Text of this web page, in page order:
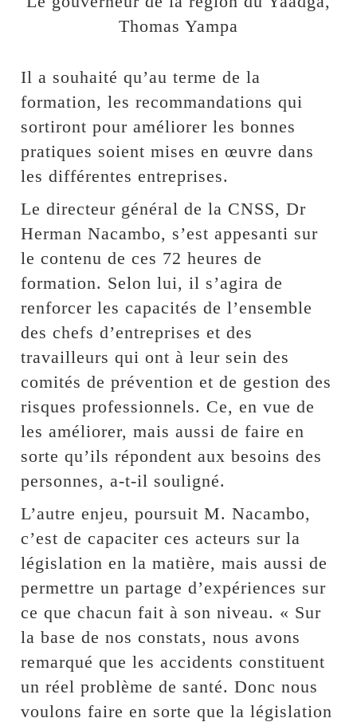
Thomas Yampa
Il a souhaité qu’au terme de la
formation, les recommandations qui
sortiront pour améliorer les bonnes
pratiques soient mises en œuvre dans
les différentes entreprises.
Le directeur général de la CNSS, Dr
Herman Nacambo, s’est appesanti sur
le contenu de ces 72 heures de
formation. Selon lui, il s’agira de
renforcer les capacités de l’ensemble
des chefs d’entreprises et des
travailleurs qui ont à leur sein des
comités de prévention et de gestion des
risques professionnels. Ce, en vue de
les améliorer, mais aussi de faire en
sorte qu’ils répondent aux besoins des
personnes, a-t-il souligné.
L’autre enjeu, poursuit M. Nacambo,
c’est de capaciter ces acteurs sur la
législation en la matière, mais aussi de
permettre un partage d’expériences sur
ce que chacun fait à son niveau. « Sur
la base de nos constats, nous avons
remarqué que les accidents constituent
un réel problème de santé. Donc nous
voulons faire en sorte que la législation